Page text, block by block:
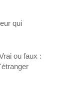
qui
ou faux :